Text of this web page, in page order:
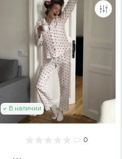
0
В наличии